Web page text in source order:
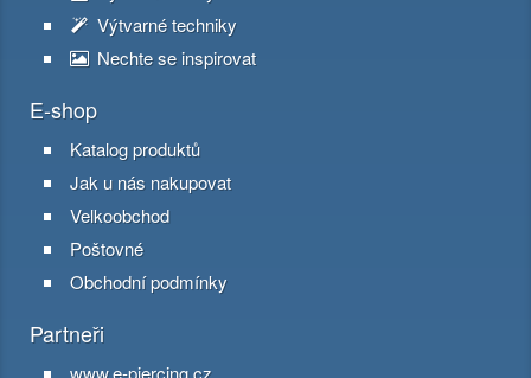
Výtvarné techniky
Nechte se inspirovat
E-shop
Katalog produktů
Jak u nás nakupovat
Velkoobchod
Poštovné
Obchodní podmínky
Partneři
www.e-piercing.cz